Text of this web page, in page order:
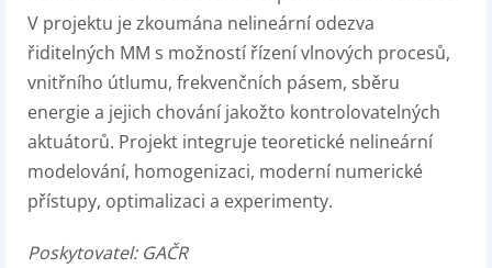
V projektu je zkoumána nelineární odezva
řiditelných MM s možností řízení vlnových procesů,
vnitřního útlumu, frekvenčních pásem, sběru
energie a jejich chování jakožto kontrolovatelných
aktuátorů. Projekt integruje teoretické nelineární
modelování, homogenizaci, moderní numerické
přístupy, optimalizaci a experimenty.
Poskytovatel: GAČR